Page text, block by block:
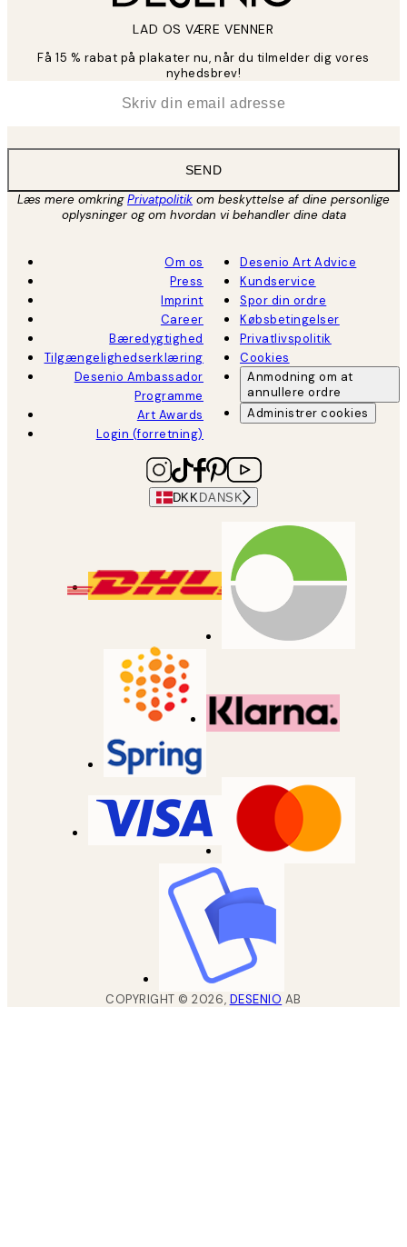
LAD OS VÆRE VENNER
Få 15 % rabat på plakater nu, når du tilmelder dig vores
nyhedsbrev!
SEND
Læs mere omkringPrivatpolitik om beskyttelse af dine personlige
oplysninger og om hvordan vi behandler dine data
Om os
Press
Imprint
Career
Bæredygtighed
Tilgængelighedserklæring
Desenio Ambassador
Programme
Art Awards
Login (forretning)
Desenio Art Advice
Kundservice
Spor din ordre
Købsbetingelser
Privatlivspolitik
Cookies
Anmodning om at
annullere ordre
Administrer cookies
DKK DANSK
COPYRIGHT ©2026, DESENIO AB